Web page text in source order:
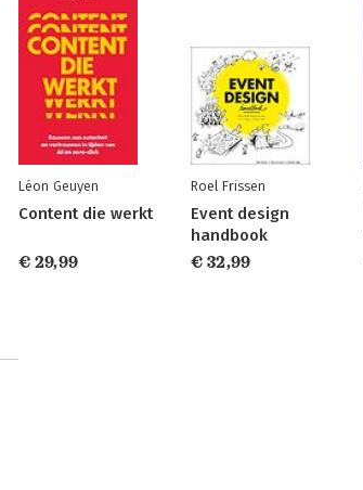
Léon Geuyen
Content die werkt
€ 29,99
Roel Frissen
Event design
handbook
€ 32,99